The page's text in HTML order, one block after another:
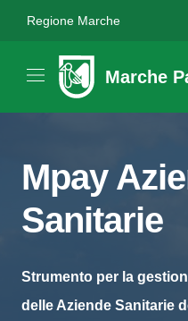
Regione Marche
Marche
Mpay
Sanitarie
Strumento per la
delle Aziende Sanitarie